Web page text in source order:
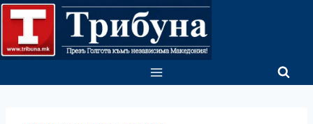
Skip
content